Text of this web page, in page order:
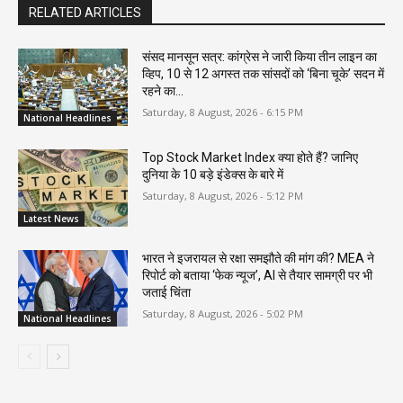
RELATED ARTICLES
National Headlines
संसद मानसून सत्र: कांग्रेस ने जारी किया तीन लाइन का
व्हिप, 10 से 12 अगस्त तक सांसदों को ‘बिना चूके’ सदन में
रहने का...
Saturday, 8 August, 2026 - 6:15 PM
Latest News
Top Stock Market Index क्या होते हैं? जानिए
दुनिया के 10 बड़े इंडेक्स के बारे में
Saturday, 8 August, 2026 - 5:12 PM
National Headlines
भारत ने इजरायल से रक्षा समझौते की मांग की? MEA ने
रिपोर्ट को बताया ‘फेक न्यूज’, AI से तैयार सामग्री पर भी
जताई चिंता
Saturday, 8 August, 2026 - 5:02 PM